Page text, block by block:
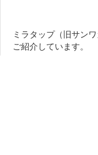
ミラタップ（旧サン
ご紹介しています。